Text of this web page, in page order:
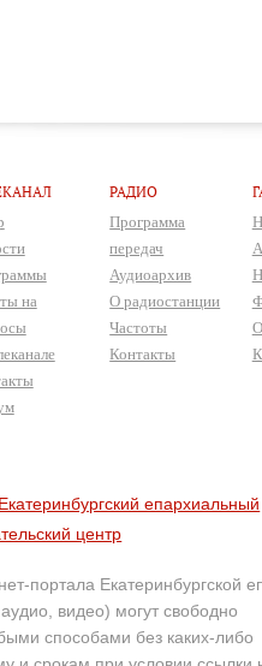
на
РАДИО
Программа
передач
Аудиоархив
О радиостанции
Частоты
Контакты
Екатеринбургский епархиальный
центр
портала Екатеринбургской
видео) могут свободно
способами без каких-либо